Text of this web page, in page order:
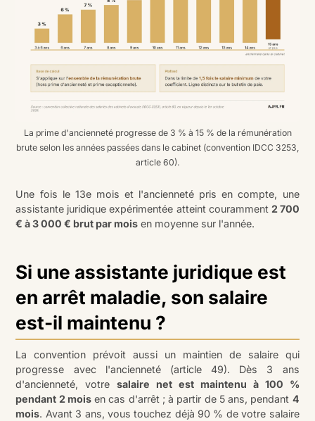
La prime d'ancienneté progresse de 3 % à 15 % de la rémunération
brute selon les années passées dans le cabinet (convention IDCC 3253,
article 60).
Une fois le 13e mois et l'ancienneté pris en compte, une
assistante juridique expérimentée atteint couramment 2 700
€ à 3 000 € brut par mois en moyenne sur l'année.
Si une assistante juridique est
en arrêt maladie, son salaire
est-il maintenu ?
La convention prévoit aussi un maintien de salaire qui
progresse avec l'ancienneté (article 49). Dès 3 ans
d'ancienneté, votresalaire net est maintenu à 100 %
pendant 2 moisen cas d'arrêt ; à partir de 5 ans, pendant 4
mois. Avant 3 ans, vous touchez déjà 90 % de votre salaire